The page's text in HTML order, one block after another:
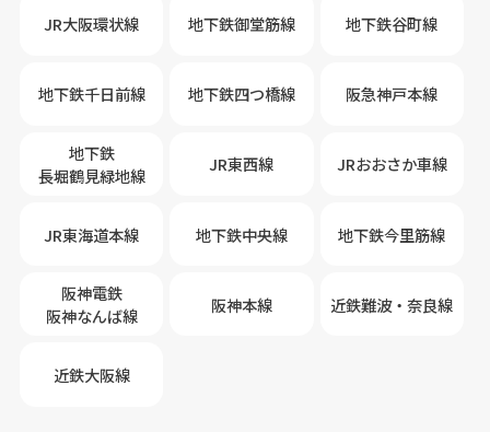
JR大阪環状線 地下鉄御堂筋線 地下鉄谷町線
地下鉄千日前線 地下鉄四つ橋線 阪急神戸本線
地下鉄
長堀鶴見緑地線
JR東西線 JRおおさか車線
JR東海道本線 地下鉄中央線 地下鉄今里筋線
阪神電鉄
阪神なんば線
阪神本線 近鉄難波・奈良線
近鉄大阪線